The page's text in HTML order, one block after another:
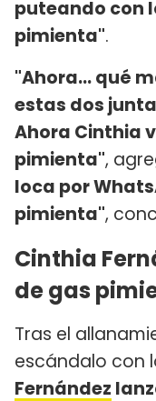
puteando con
pimienta".
"Ahora... qué
estas dos
Ahora Cinthia
pimienta",
loca por
pimienta",
Cinthia
de gas
Tras el
escándalo con
Fernández